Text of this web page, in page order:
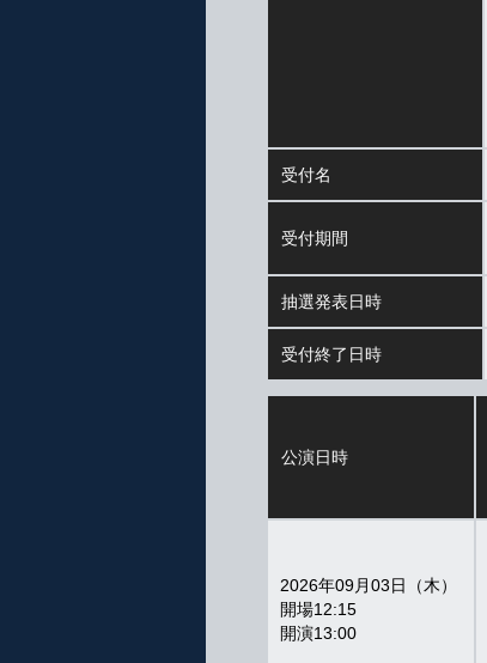
受付名
受付期間
抽選発表日時
受付終了日時
公演日時
2026年09月03日（木）
12:15
13:00